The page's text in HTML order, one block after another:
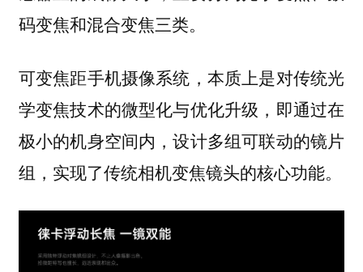
码变焦和混合变焦三类。
可变焦距手机摄像系统，本质上是对传统光
学变焦技术的微型化与优化升级，即通过在
极小的机身空间内，设计多组可联动的镜片
组，实现了传统相机变焦镜头的核心功能。